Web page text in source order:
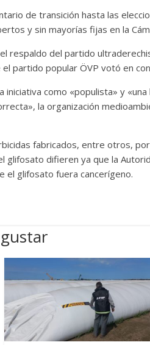
de transición hasta las
y sin mayorías fijas en la
respaldo del partido
partido popular ÖVP votó en
iniciativa como «populista» y
la organización
fabricados, entre otros,
glifosato difieren ya que la
el glifosato fuera cancerígeno.